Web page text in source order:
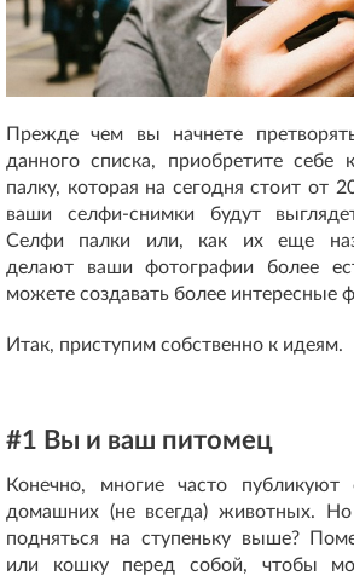
Прежде чем вы начнете
данного списка, приобретите себе
палку, которая на сегодня стоит от
ваши селфи-снимки будут
Селфи палки или, как их еще
делают ваши фотографии более
можете создавать более интересные
Итак, приступим собственно к идеям.
#1 Вы и ваш питомец
Конечно, многие часто
домашних (не всегда) животных.
подняться на ступеньку выше?
или кошку перед собой, чтобы